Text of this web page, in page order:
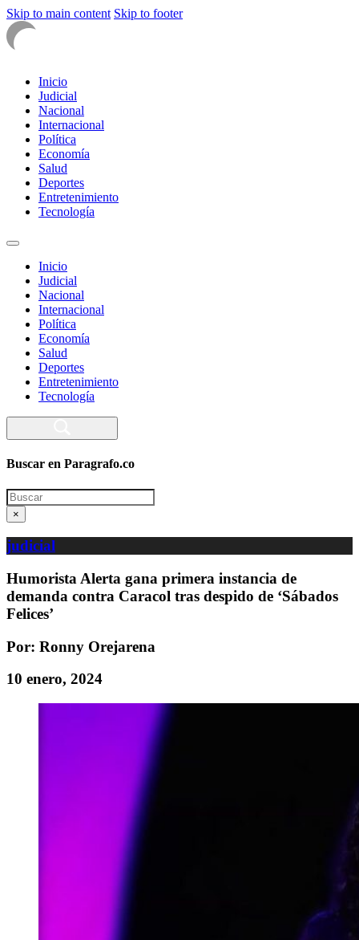
Skip to main content Skip to footer
Inicio
Judicial
Nacional
Internacional
Política
Economía
Salud
Deportes
Entretenimiento
Tecnología
Inicio
Judicial
Nacional
Internacional
Política
Economía
Salud
Deportes
Entretenimiento
Tecnología
Buscar en Paragrafo.co
Search
×
judicial
Humorista Alerta gana primera instancia de
demanda contra Caracol tras despido de ‘Sábados
Felices’
Por: Ronny Orejarena
10 enero, 2024